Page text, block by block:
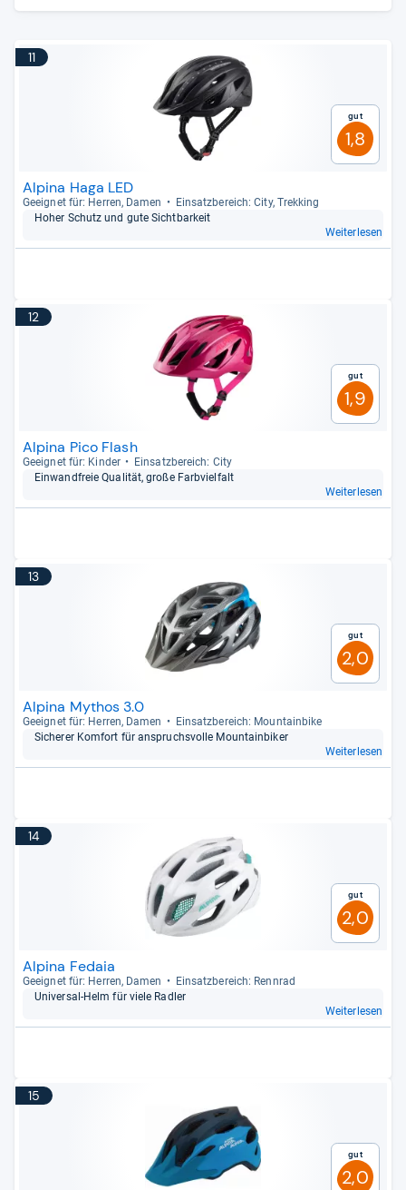
11
Gut
1,8
Alpina Haga LED
Geeig­net für: Her­ren, Damen
Ein­satz­be­reich: City, Trek­king
Hoher Schutz und gute Sicht­bar­keit
Weiterlesen
12
Gut
1,9
Alpina Pico Flash
Geeig­net für: Kin­der
Ein­satz­be­reich: City
Ein­wand­freie Qua­li­tät, große Farb­viel­falt
Weiterlesen
13
Gut
2,0
Alpina Mythos 3.0
Geeig­net für: Her­ren, Damen
Ein­satz­be­reich: Moun­tain­bike
Siche­rer Kom­fort für anspruchs­volle Moun­tain­bi­ker
Weiterlesen
14
Gut
2,0
Alpina Fedaia
Geeig­net für: Her­ren, Damen
Ein­satz­be­reich: Renn­rad
Uni­ver­sal-​Helm für viele Rad­ler
Weiterlesen
15
Gut
2,0